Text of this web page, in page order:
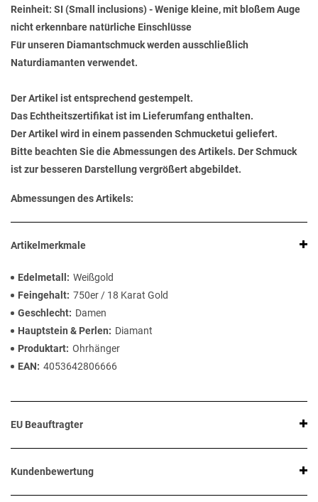
Reinheit: SI (Small inclusions) - Wenige kleine, mit bloßem Auge
nicht erkennbare natürliche Einschlüsse
Für unseren Diamantschmuck werden ausschließlich
Naturdiamanten verwendet.
Der Artikel ist entsprechend gestempelt.
Das Echtheitszertifikat ist im Lieferumfang enthalten.
Der Artikel wird in einem passenden Schmucketui geliefert.
Bitte beachten Sie die Abmessungen des Artikels. Der Schmuck
ist zur besseren Darstellung vergrößert abgebildet.
Abmessungen des Artikels:
Artikelmerkmale
Edelmetall
Weißgold
Feingehalt 750er / 18 Karat Gold
Geschlecht
Damen
Hauptstein & Perlen
Diamant
Produktart Ohrhänger
EAN
4053642806666
EU Beauftragter
Kundenbewertung